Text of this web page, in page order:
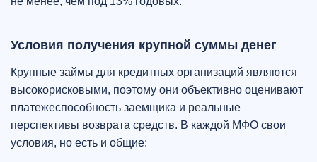
Условия получения крупной суммы денег
Крупные займы для кредитных организаций являются
высокорисковыми, поэтому они объективно оценивают
платежеспособность заемщика и реальные
перспективы возврата средств. В каждой МФО свои
условия, но есть и общие: